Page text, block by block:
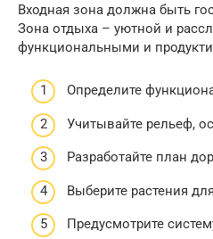
Входная зона должна быть
Зона отдыха – уютной и
функциональными и
Определите
Учитывайте рельеф,
Разработайте план
Выберите растения
Предусмотрите